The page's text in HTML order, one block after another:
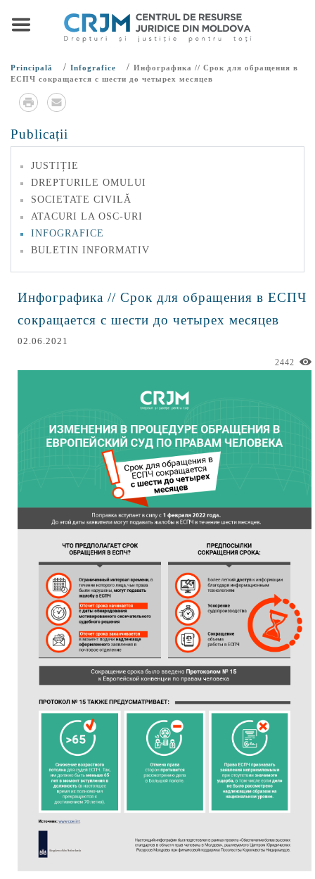
Principală / Infografice / Инфографика // Срок для обращения в
ЕСПЧ сокращается с шести до четырех месяцев
Publicații
JUSTIȚIE
DREPTURILE OMULUI
SOCIETATE CIVILĂ
ATACURI LA OSC-URI
INFOGRAFICE
BULETIN INFORMATIV
Инфографика // Срок для обращения в ЕСПЧ
сокращается с шести до четырех месяцев
02.06.2021
2442